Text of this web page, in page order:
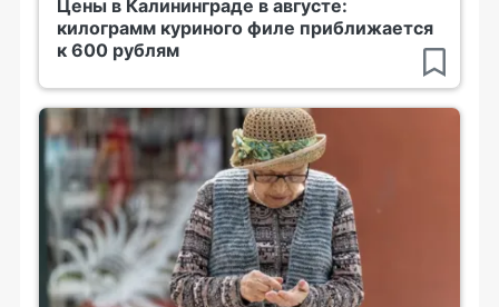
Цены в Калининграде в августе:
килограмм куриного филе приближается
к 600 рублям